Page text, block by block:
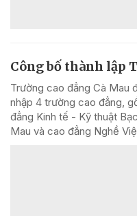
Công bố thành lập
Trường cao đẳng Cà Mau
nhập 4 trường cao đẳng,
đẳng Kinh tế - Kỹ thuật
Mau và cao đẳng Nghề